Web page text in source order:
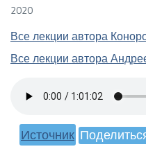
2020
Все лекции автора
Все лекции автора
Источник